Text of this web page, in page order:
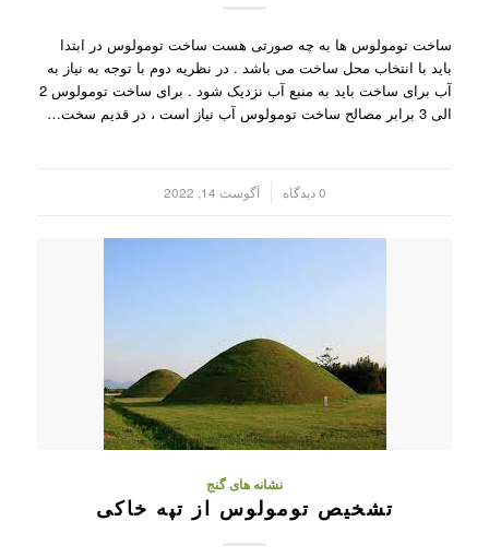
ساخت تومولوس ها به چه صورتی هست ساخت تومولوس در ابتدا
باید با انتخاب محل ساخت می باشد . در نظریه دوم با توجه به نیاز به
آب برای ساخت باید به منبع آب نزدیک شود . برای ساخت تومولوس 2
الی 3 برابر مصالح ساخت تومولوس آب نیاز است ، در قدیم سخت…
0 دیدگاه آگوست 14, 2022
نشانه های گنج
تشخیص تومولوس از تپه خاکی